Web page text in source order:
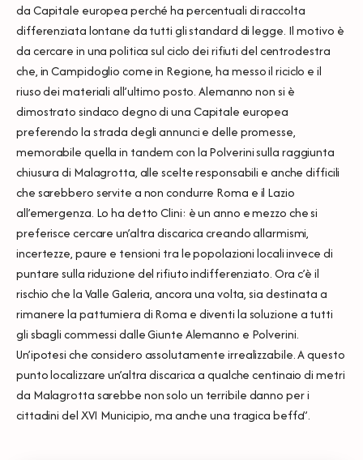
da Capitale europea perché ha percentuali di raccolta
differenziata lontane da tutti gli standard di legge. Il motivo è
da cercare in una politica sul ciclo dei rifiuti del centrodestra
che, in Campidoglio come in Regione, ha messo il riciclo e il
riuso dei materiali all’ultimo posto. Alemanno non si è
dimostrato sindaco degno di una Capitale europea
preferendo la strada degli annunci e delle promesse,
memorabile quella in tandem con la Polverini sulla raggiunta
chiusura di Malagrotta, alle scelte responsabili e anche difficili
che sarebbero servite a non condurre Roma e il Lazio
all’emergenza. Lo ha detto Clini: è un anno e mezzo che si
preferisce cercare un’altra discarica creando allarmismi,
incertezze, paure e tensioni tra le popolazioni locali invece di
puntare sulla riduzione del rifiuto indifferenziato. Ora c’è il
rischio che la Valle Galeria, ancora una volta, sia destinata a
rimanere la pattumiera di Roma e diventi la soluzione a tutti
gli sbagli commessi dalle Giunte Alemanno e Polverini.
Un’ipotesi che considero assolutamente irrealizzabile. A questo
punto localizzare un’altra discarica a qualche centinaio di metri
da Malagrotta sarebbe non solo un terribile danno per i
cittadini del XVI Municipio, ma anche una tragica beffa”.